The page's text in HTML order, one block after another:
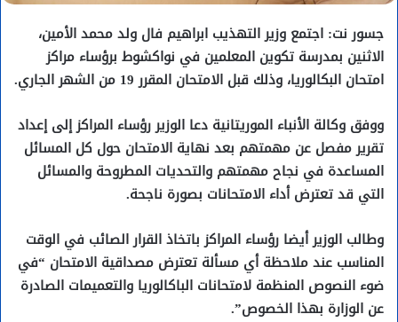
جسور نت: اجتمع وزير التهذيب ابراهيم فال ولد محمد الأمين،
الاثنين بمدرسة تكوين المعلمين في نواكشوط برؤساء مراكز
امتحان البكالوريا، وذلك قبل الامتحان المقرر 19 من الشهر الجاري.
ووفق وكالة الأنباء الموريتانية دعا الوزير رؤساء المراكز إلى إعداد
تقرير مفصل عن مهمتهم بعد نهاية الامتحان حول كل المسائل
المساعدة في نجاح مهمتهم والتحديات المطروحة والمسائل
التي قد تعترض أداء الامتحانات بصورة ناجحة.
وطالب الوزير أيضا رؤساء المراكز باتخاذ القرار الصائب في الوقت
المناسب عند ملاحظة أي مسألة تعترض مصداقية الامتحان “في
ضوء النصوص المنظمة لامتحانات الباكالوريا والتعميمات الصادرة
عن الوزارة بهذا الخصوص”.